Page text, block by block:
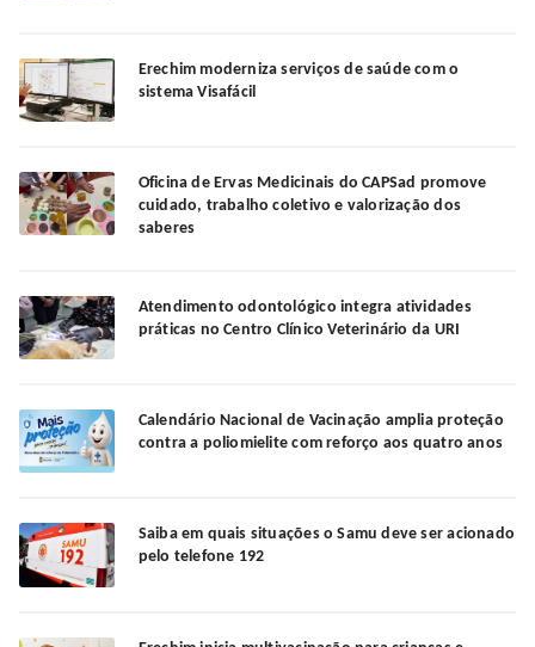
Erechim moderniza serviços de saúde com o
sistema Visafácil
Oficina de Ervas Medicinais do CAPSad promove
cuidado, trabalho coletivo e valorização dos
saberes
Atendimento odontológico integra atividades
práticas no Centro Clínico Veterinário da URI
Calendário Nacional de Vacinação amplia proteção
contra a poliomielite com reforço aos quatro anos
Saiba em quais situações o Samu deve ser acionado
pelo telefone 192